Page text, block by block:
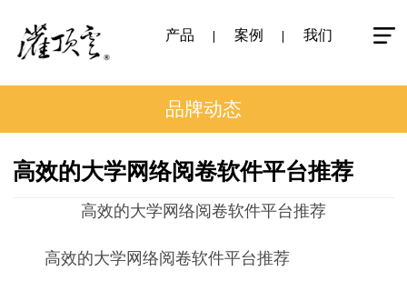
产品 案例 我们
品牌动态
高效的大学网络阅卷软件平台推荐
高效的大学网络阅卷软件平台推荐
高效的大学网络阅卷软件平台推荐